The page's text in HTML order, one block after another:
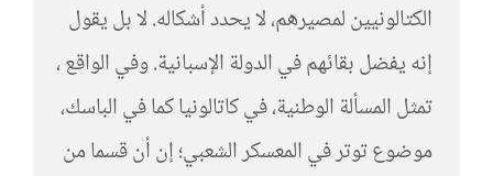
الكتالونيين لمصيرهم، لا يحدد أشكاله. لا بل يقول
إنه يفضل بقائهم في الدولة الإسبانية. وفي الواقع ،
تمثل المسألة الوطنية، في كاتالونيا كما في الباسك،
موضوع توتر في المعسكر الشعبي؛ إن أن قسما من